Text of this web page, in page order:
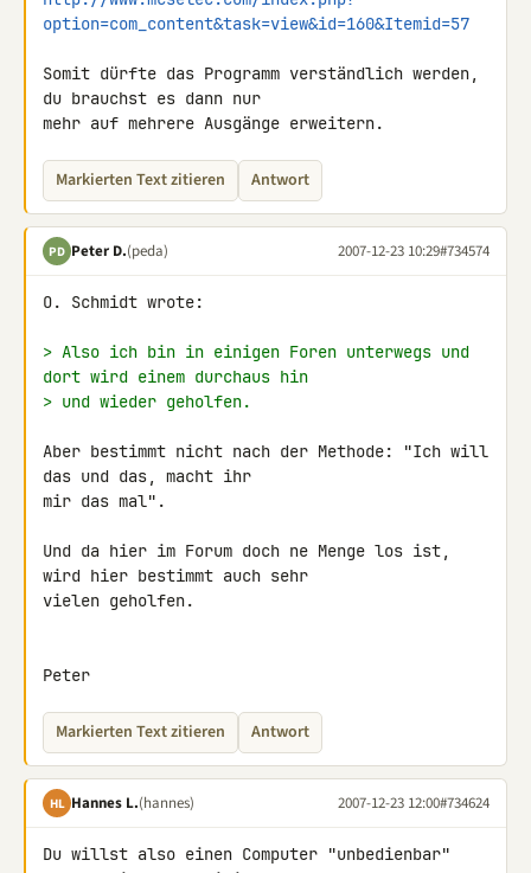
option=com_content&task=view&id=160&Itemid=57
Somit dürfte das Programm verständlich werden,
du brauchst es dann nur
mehr auf mehrere Ausgänge erweitern.
Markierten Text zitieren Antwort
PD Peter D.(peda) 2007-12-23 10:29#734574
O. Schmidt wrote:
> Also ich bin in einigen Foren unterwegs und
dort wird einem durchaus hin
> und wieder geholfen.
Aber bestimmt nicht nach der Methode: "Ich will
das und das, macht ihr
mir das mal".
Und da hier im Forum doch ne Menge los ist,
wird hier bestimmt auch sehr
vielen geholfen.
Peter
Markierten Text zitieren Antwort
HL Hannes L.(hannes) 2007-12-23 12:00#734624
Du willst also einen Computer "unbedienbar"